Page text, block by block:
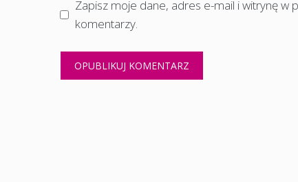
Zapisz moje dane, adres e-mail i witrynę w
komentarzy.